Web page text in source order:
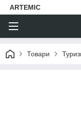
ARTEMIC
Товари